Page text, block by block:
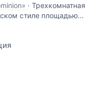
· Трехкомнатная
стиле площадью
на 2 этаже пятого
проспекту.
спланировано